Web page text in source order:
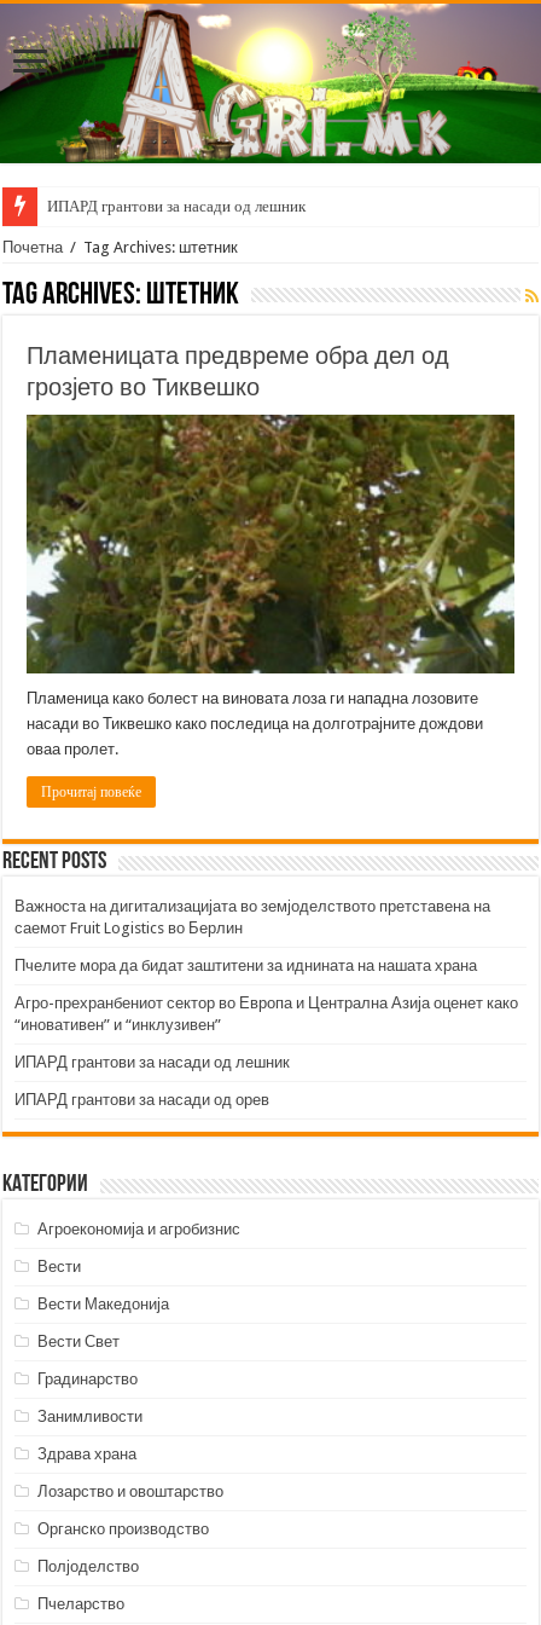
ИПАРД грантови за насади од лешник
Почетна / Tag Archives: штетник
Tag Archives: штетник
Пламеницата предвреме обра дел од
грозјето во Тиквешко
Пламеница како болест на виновата лоза ги нападна лозовите
насади во Тиквешко како последица на долготрајните дождови
оваа пролет.
Прочитај повеќе
Recent Posts
Важноста на дигитализацијата во земјоделството претставена на
саемот Fruit Logistics во Берлин
Пчелите мора да бидат заштитени за иднината на нашата храна
Агро-прехранбениот сектор во Европа и Централна Азија оценет како
“иновативен” и “инклузивен”
ИПАРД грантови за насади од лешник
ИПАРД грантови за насади од орев
Категории
Агроекономија и агробизнис
Вести
Вести Македонија
Вести Свет
Градинарство
Занимливости
Здрава храна
Лозарство и овоштарство
Органско производство
Полјоделство
Пчеларство